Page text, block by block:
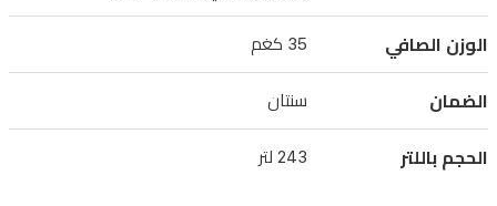
مع
ضمان
لمدة
سنتين
الوزن الصافي 35 كغم
الضمان سنتان
الحجم باللتر 243 لتر